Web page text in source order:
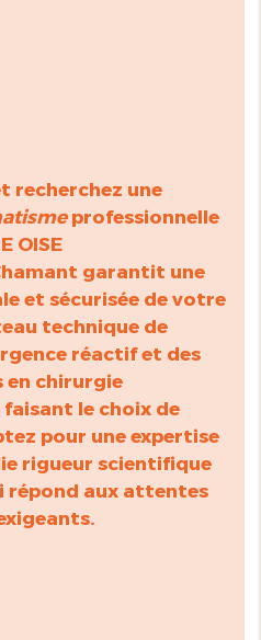
recherchez une
professionnelle
OISE
garantit une
et sécurisée de votre
technique de
réactif et des
en chirurgie
le choix de
pour une expertise
rigueur scientifique
répond aux attentes